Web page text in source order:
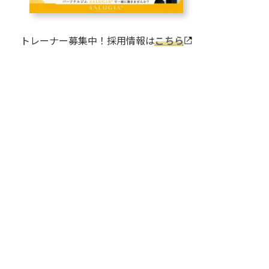
トレーナー募集中！採用情報はこちら